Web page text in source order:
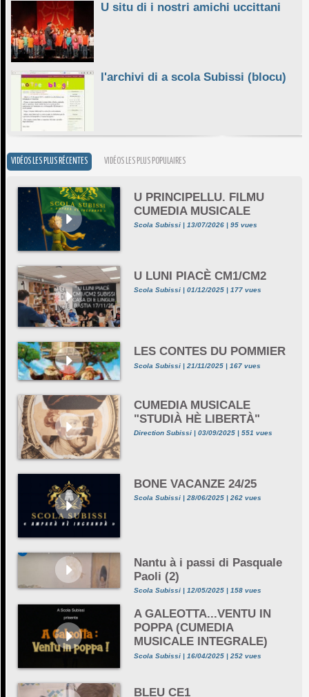
U situ di i nostri amichi uccittani
l'archivi di a scola Subissi (blocu)
VIDÉOS LES PLUS RÉCENTES VIDÉOS LES PLUS POPULAIRES
U PRINCIPELLU. FILMU
CUMEDIA MUSICALE
Scola Subissi | 13/07/2026 | 95 vues
U LUNI PIACÈ CM1/CM2
Scola Subissi | 01/12/2025 | 177 vues
LES CONTES DU POMMIER
Scola Subissi | 21/11/2025 | 167 vues
CUMEDIA MUSICALE
"STUDIÀ HÈ LIBERTÀ"
Direction Subissi | 03/09/2025 | 551 vues
BONE VACANZE 24/25
Scola Subissi | 28/06/2025 | 262 vues
Nantu à i passi di Pasquale
Paoli (2)
Scola Subissi | 12/05/2025 | 158 vues
A GALEOTTA...VENTU IN
POPPA (CUMEDIA
MUSICALE INTEGRALE)
Scola Subissi | 16/04/2025 | 252 vues
BLEU CE1